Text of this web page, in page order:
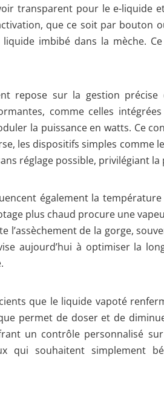
transparent pour le e-liquide
que ce soit par
imbibé dans la mèche.
repose sur la gestion
comme celles
la puissance en watts. Ce
les dispositifs simples
réglage possible, privilégiant la
également la
plus chaud procure une
l’assèchement de la gorge,
aujourd’hui à optimiser la
que le liquide vapoté
permet de doser et de
un contrôle personnalisé
qui souhaitent simplement